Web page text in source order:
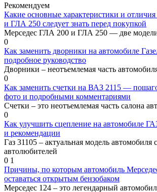
Рекомендуем
Какие основные характеристики и
и ГЛА 250 следует знать перед покупкой
Мерседес ГЛА 200 и ГЛА 250 — две
0
Как заменить дворники на автомобиле
подробное руководство
Дворники – неотъемлемая часть
0
Как заменить счетки на ВАЗ 2115 —
фото и подробными комментариями
Счетки – это неотъемлемая часть салона
0
Как улучшить сцепление на автомобиле
и рекомендации
Газ 31105 – актуальная модель автомобиля
автолюбителей
0 1
Причины, по которым автомобиль
оставаться открытым бензобаком
Мерседес 124 – это легендарный